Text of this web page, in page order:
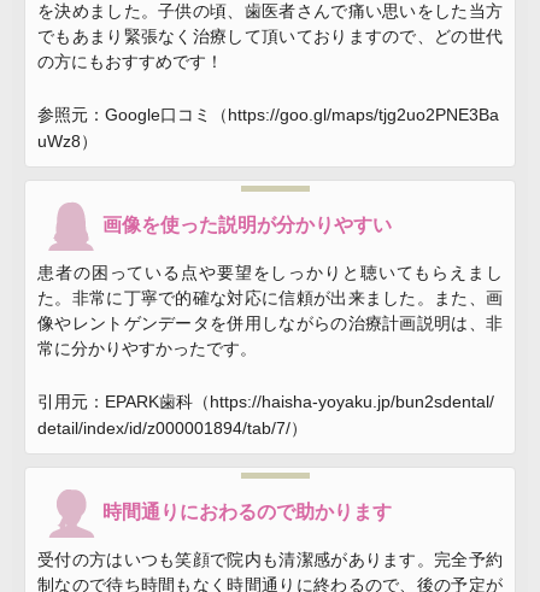
を決めました。子供の頃、歯医者さんで痛い思いをした当方
でもあまり緊張なく治療して頂いておりますので、どの世代
の方にもおすすめです！
参照元：Google口コミ（https://goo.gl/maps/tjg2uo2PNE3Ba
uWz8）
画像を使った説明が分かりやすい
患者の困っている点や要望をしっかりと聴いてもらえまし
た。非常に丁寧で的確な対応に信頼が出来ました。また、画
像やレントゲンデータを併用しながらの治療計画説明は、非
常に分かりやすかったです。
引用元：EPARK歯科（https://haisha-yoyaku.jp/bun2sdental/
detail/index/id/z000001894/tab/7/）
時間通りにおわるので助かります
受付の方はいつも笑顔で院内も清潔感があります。完全予約
制なので待ち時間もなく時間通りに終わるので、後の予定が